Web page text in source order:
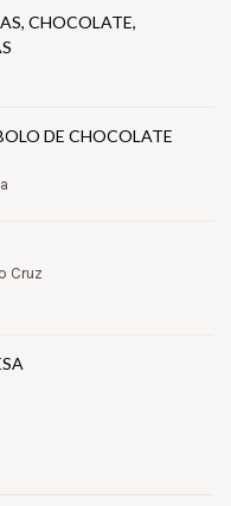
CHOCOLATE,
DE CHOCOLATE
Cruz